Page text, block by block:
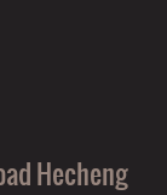
Hecheng